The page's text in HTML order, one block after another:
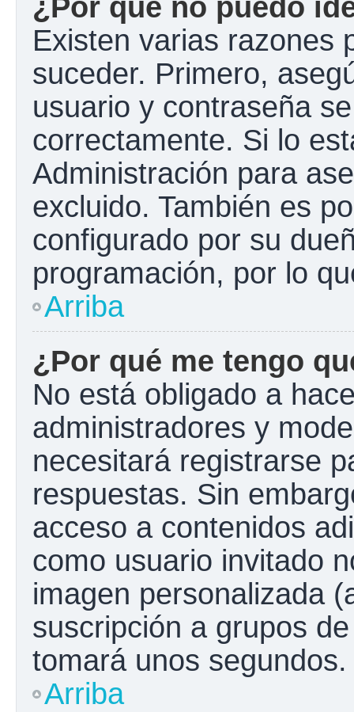
¿Por qué no puedo
Existen varias razones
suceder. Primero,
usuario y contraseña
correctamente. Si lo
Administración para
excluido. También es
configurado por su
programación, por lo
Arriba
¿Por qué me tengo
No está obligado a
administradores y
necesitará registrarse
respuestas. Sin
acceso a contenidos
como usuario invitado
imagen personalizada
suscripción a grupos
tomará unos
Arriba